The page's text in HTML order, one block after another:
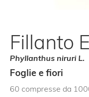
Fillanto
Phyllanthus niruri L.
Foglie e fiori
60 compresse da